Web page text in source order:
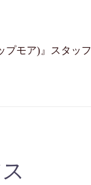
プモア)』スタッフ